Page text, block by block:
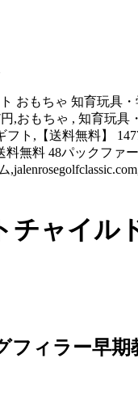
おもちゃ 知育玩具
,おもちゃ , 知育玩具
ト,【送料無料】
無料 48パックファ
チャイル
フィラー早